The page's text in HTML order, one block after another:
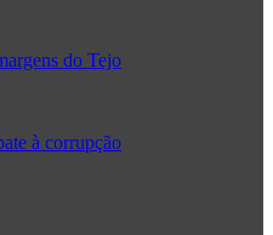
do Tejo
à corrupção